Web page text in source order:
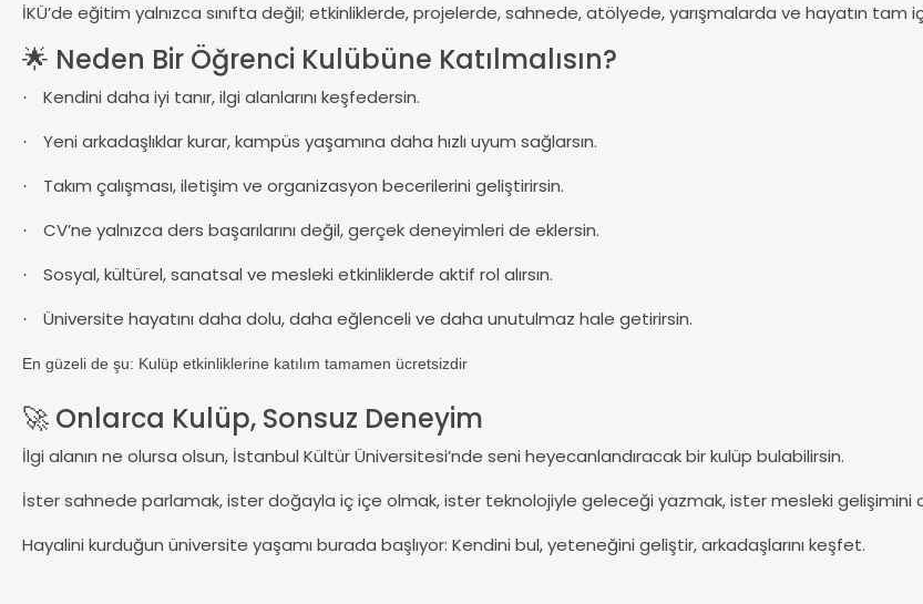
İKÜ’de eğitim yalnızca sınıfta değil; etkinliklerde, projelerde, sahnede, atölyede, yarışmalarda ve hayatın tam
🌟 Neden Bir Öğrenci Kulübüne Katılmalısın?
· Kendini daha iyi tanır, ilgi alanlarını keşfedersin.
· Yeni arkadaşlıklar kurar, kampüs yaşamına daha hızlı uyum sağlarsın.
· Takım çalışması, iletişim ve organizasyon becerilerini geliştirirsin.
· CV’ne yalnızca ders başarılarını değil, gerçek deneyimleri de eklersin.
· Sosyal, kültürel, sanatsal ve mesleki etkinliklerde aktif rol alırsın.
· Üniversite hayatını daha dolu, daha eğlenceli ve daha unutulmaz hale getirirsin.
En güzeli de şu: Kulüp etkinliklerine katılım tamamen ücretsizdir
🚀 Onlarca Kulüp, Sonsuz Deneyim
İlgi alanın ne olursa olsun, İstanbul Kültür Üniversitesi’nde seni heyecanlandıracak bir kulüp bulabilirsin.
İster sahnede parlamak, ister doğayla iç içe olmak, ister teknolojiyle geleceği yazmak, ister mesleki gelişimini
Hayalini kurduğun üniversite yaşamı burada başlıyor: Kendini bul, yeteneğini geliştir, arkadaşlarını keşfet.